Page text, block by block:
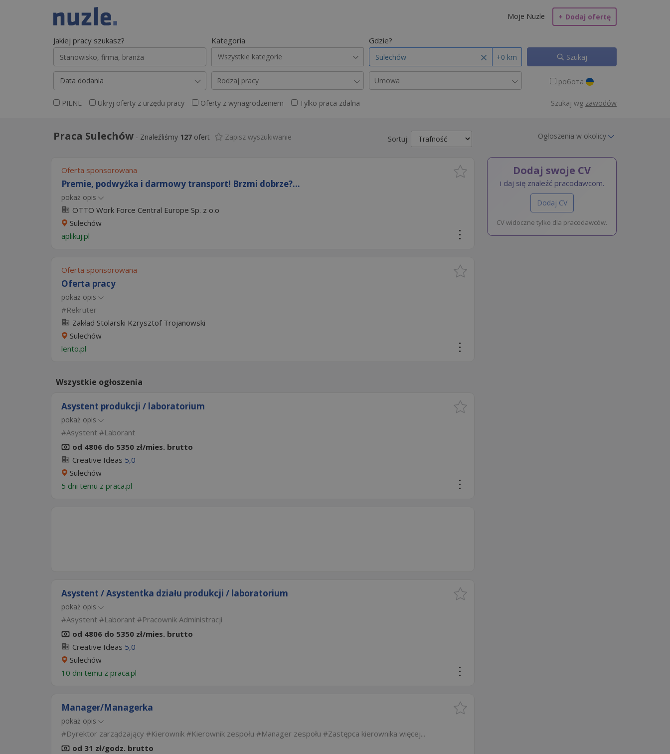
+ Dodaj ofertę
Moje Nuzle
Jakiej pracy szukasz? Kategoria
Wszystkie kategorie
Gdzie?
+0 km Szukaj
Data dodania Rodzaj pracy Umowa робота
PILNE Ukryj oferty z urzędu pracy Oferty z wynagrodzeniem Tylko praca zdalna Szukaj wg zawodów
Sortuj:
Zapisz wyszukiwanie
Praca Sulechów - Znaleźliśmy 127 ofert Ogłoszenia w okolicy
Oferta sponsorowana
Premie, podwyżka i darmowy transport! Brzmi dobrze?...
pokaż opis
OTTO Work Force Central Europe Sp. z o.o
Sulechów
aplikuj.pl
Oferta sponsorowana
Oferta pracy
pokaż opis
Rekruter
Zakład Stolarski Kzrysztof Trojanowski
Sulechów
lento.pl
Wszystkie ogłoszenia
Asystent produkcji / laboratorium
pokaż opis
Asystent
Laborant
od 4806 do 5350 zł/mies. brutto
Creative Ideas 5,0
Sulechów
5 dni temu z praca.pl
Asystent / Asystentka działu produkcji / laboratorium
pokaż opis
Asystent Laborant
Pracownik Administracji
od 4806 do 5350 zł/mies. brutto
Creative Ideas 5,0
Sulechów
10 dni temu z praca.pl
Manager/Managerka
pokaż opis
Dyrektor zarządzający Kierownik Kierownik zespołu Manager zespołu Zastępca kierownika więcej...
od 31 zł/godz. brutto
Dodaj swoje CV
i daj się znaleźć pracodawcom.
Dodaj CV
CV widoczne tylko dla pracodawców.